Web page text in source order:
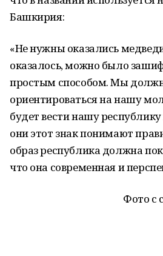
Башкирия:
«Не нужны оказались
оказалось, можно было
простым способом. Мы
ориентироваться на нашу
будет вести нашу республику
они этот знак понимают
образ республика должна
что она современная и
Фото с